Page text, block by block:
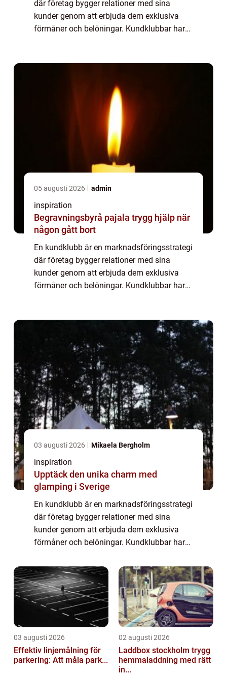
där företag bygger relationer med sina
kunder genom att erbjuda dem exklusiva
förmåner och belöningar. Kundklubbar har
05 augusti 2026 admin
inspiration
Begravningsbyrå pajala trygg hjälp när
någon gått bort
En kundklubb är en marknadsföringsstrategi
där företag bygger relationer med sina
kunder genom att erbjuda dem exklusiva
förmåner och belöningar. Kundklubbar har
03 augusti 2026 Mikaela Bergholm
inspiration
Upptäck den unika charm med
glamping i Sverige
En kundklubb är en marknadsföringsstrategi
där företag bygger relationer med sina
kunder genom att erbjuda dem exklusiva
förmåner och belöningar. Kundklubbar har
kundlojaliteten och förbättra företagets fö...
03 augusti 2026
Effektiv linjemålning för
parkering: Att måla park...
02 augusti 2026
Laddbox stockholm trygg
hemmaladdning med rätt
in...